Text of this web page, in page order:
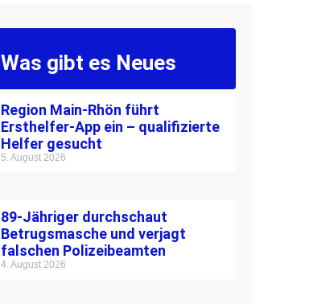
Was gibt es Neues
Region Main-Rhön führt
Ersthelfer-App ein – qualifizierte
Helfer gesucht
5. August 2026
89-Jähriger durchschaut
Betrugsmasche und verjagt
falschen Polizeibeamten
4. August 2026